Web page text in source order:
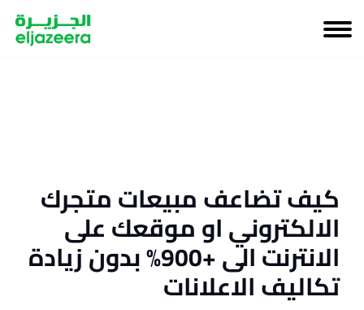
كيف تضاعف مبيعات متجرك
الالكتروني او موقعك على
الانترنت الى +900% بدون زيادة
تكاليف الاعلانات